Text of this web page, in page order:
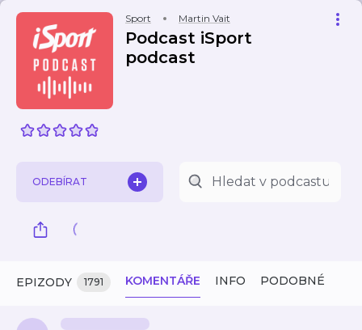
Sport Martin Vait
Podcast iSport
podcast
ODEBÍRAT
EPIZODY 1791 KOMENTÁŘE INFO PODOBNÉ